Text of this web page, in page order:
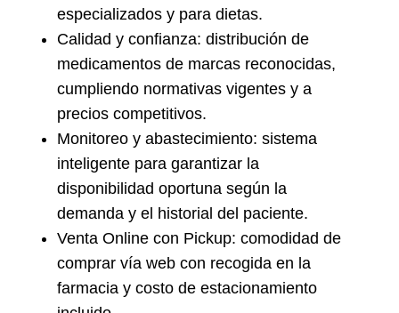
especializados y para dietas.
Calidad y confianza: distribución de
medicamentos de marcas reconocidas,
cumpliendo normativas vigentes y a
precios competitivos.
Monitoreo y abastecimiento: sistema
inteligente para garantizar la
disponibilidad oportuna según la
demanda y el historial del paciente.
Venta Online con Pickup: comodidad de
comprar vía web con recogida en la
farmacia y costo de estacionamiento